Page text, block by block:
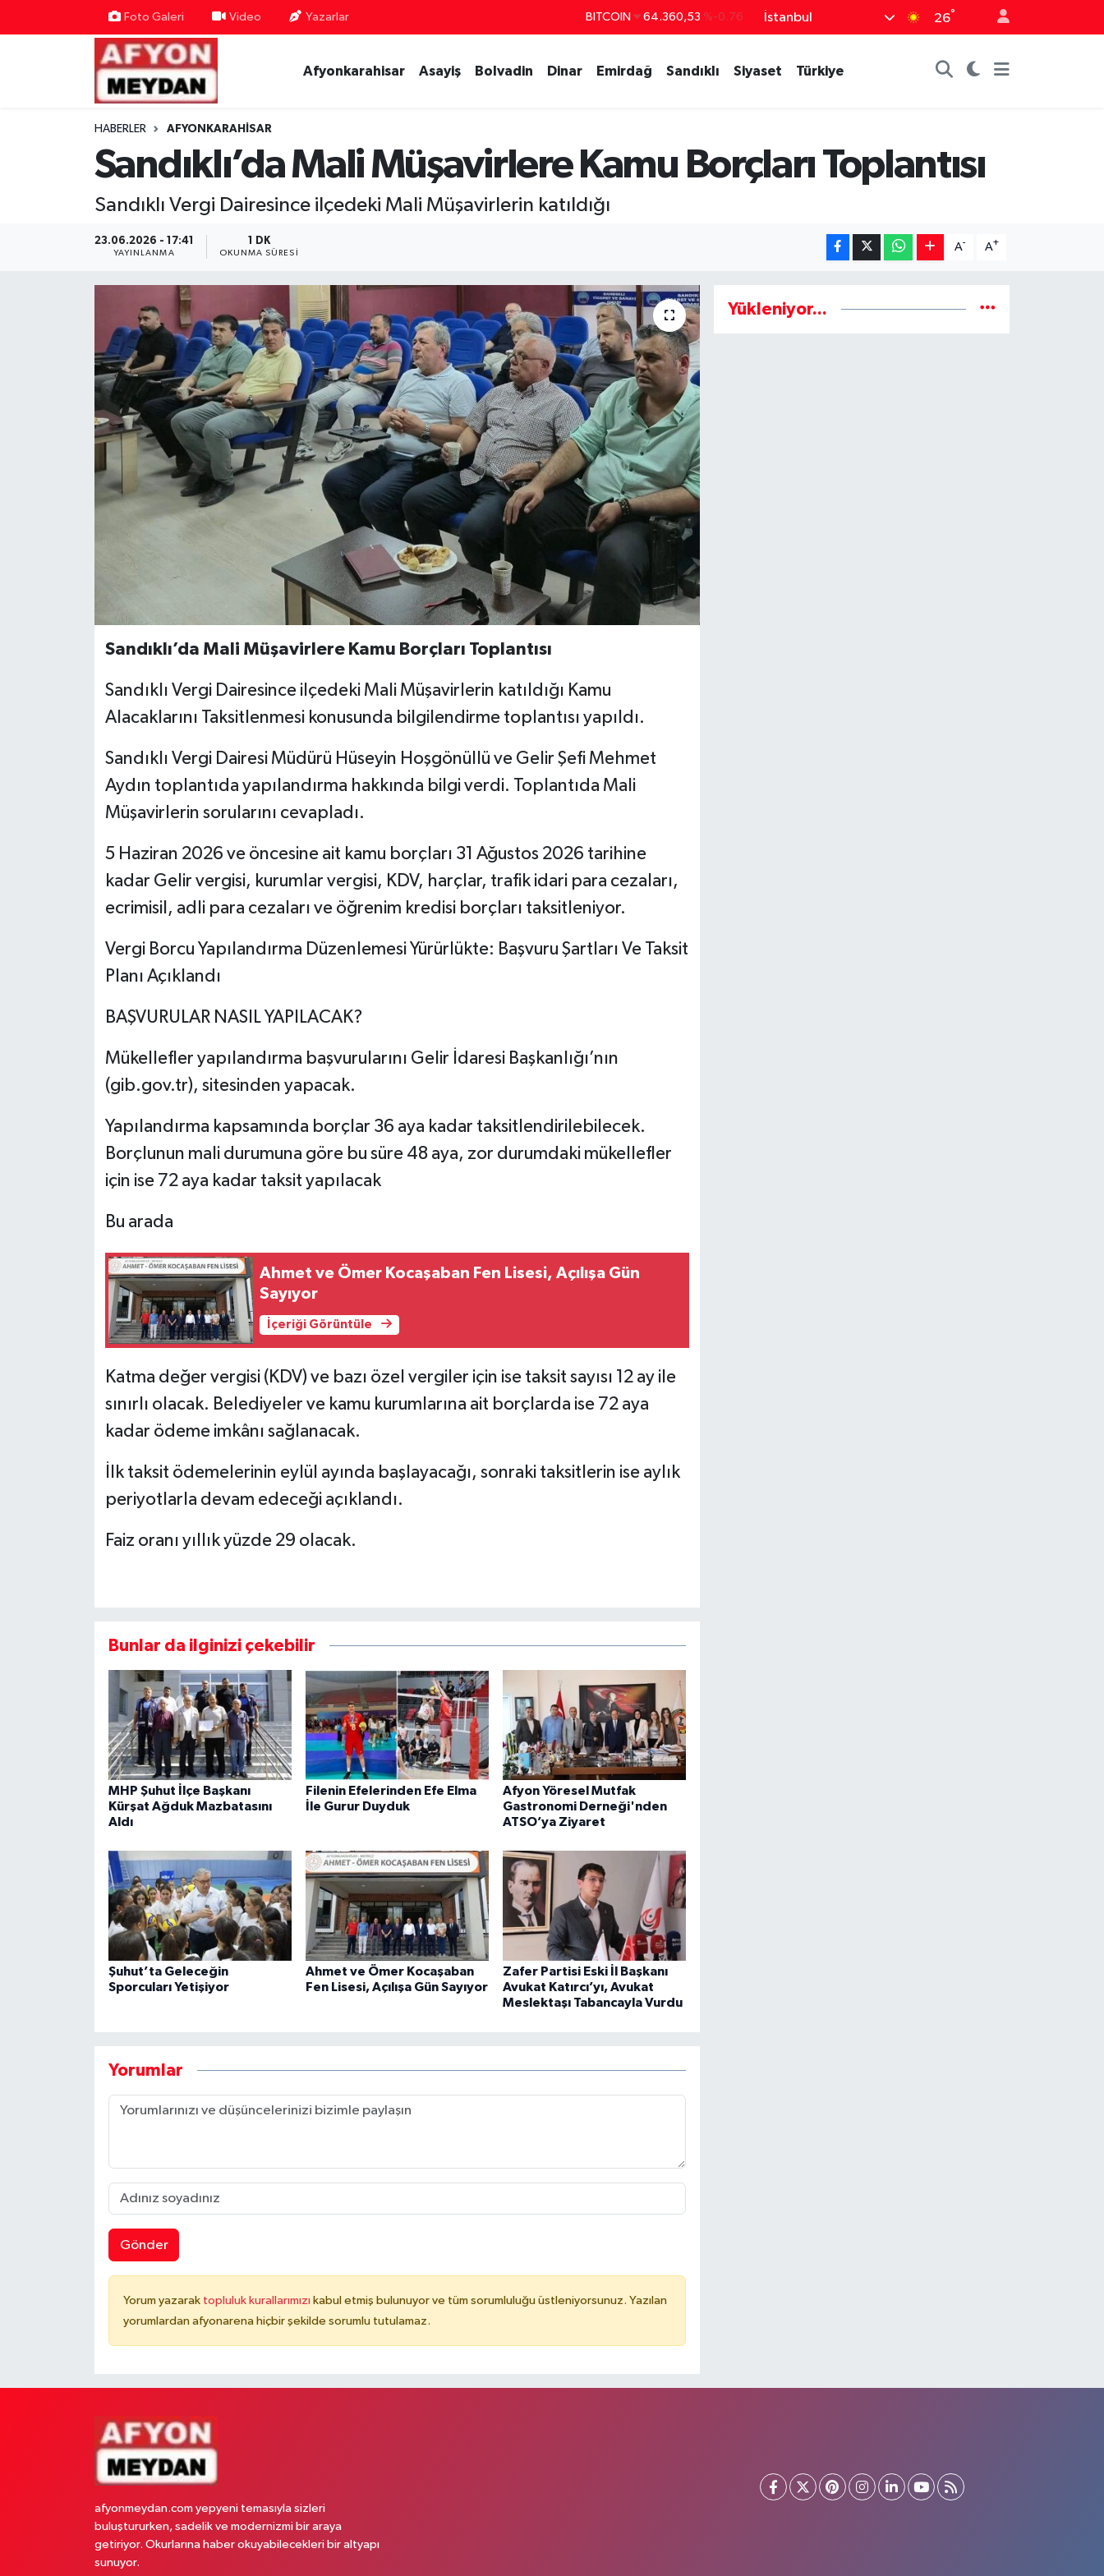
Foto Galeri Video Yazarlar
DOLAR 47,7143 %0.16
EURO 55,0317 %-0.02
13.799
İstanbul 26°
Afyonkarahisar Asayiş Bolvadin Dinar Emirdağ Sandıklı Siyaset Türkiye
HABERLER AFYONKARAHISAR
Sandıklı’da Mali Müşavirlere Kamu Borçları Toplantısı
Sandıklı Vergi Dairesince ilçedeki Mali Müşavirlerin katıldığı
23.06.2026 - 17:41
YAYINLANMA
1 DK
OKUNMA SÜRESI
A- A+
Sandıklı’da Mali Müşavirlere Kamu Borçları Toplantısı
Sandıklı Vergi Dairesince ilçedeki Mali Müşavirlerin katıldığı Kamu
Alacaklarını Taksitlenmesi konusunda bilgilendirme toplantısı yapıldı.
Sandıklı Vergi Dairesi Müdürü Hüseyin Hoşgönüllü ve Gelir Şefi Mehmet
Aydın toplantıda yapılandırma hakkında bilgi verdi. Toplantıda Mali
Müşavirlerin sorularını cevapladı.
5 Haziran 2026 ve öncesine ait kamu borçları 31 Ağustos 2026 tarihine
kadar Gelir vergisi, kurumlar vergisi, KDV, harçlar, trafik idari para cezaları,
ecrimisil, adli para cezaları ve öğrenim kredisi borçları taksitleniyor.
Vergi Borcu Yapılandırma Düzenlemesi Yürürlükte: Başvuru Şartları Ve Taksit
Planı Açıklandı
BAŞVURULAR NASIL YAPILACAK?
Mükellefler yapılandırma başvurularını Gelir İdaresi Başkanlığı’nın
(gib.gov.tr), sitesinden yapacak.
Yapılandırma kapsamında borçlar 36 aya kadar taksitlendirilebilecek.
Borçlunun mali durumuna göre bu süre 48 aya, zor durumdaki mükellefler
için ise 72 aya kadar taksit yapılacak
Bu arada
Ahmet ve Ömer Kocaşaban Fen Lisesi, Açılışa Gün
Sayıyor
İçeriği Görüntüle
Katma değer vergisi (KDV) ve bazı özel vergiler için ise taksit sayısı 12 ay ile
sınırlı olacak. Belediyeler ve kamu kurumlarına ait borçlarda ise 72 aya
kadar ödeme imkânı sağlanacak.
İlk taksit ödemelerinin eylül ayında başlayacağı, sonraki taksitlerin ise aylık
periyotlarla devam edeceği açıklandı.
Faiz oranı yıllık yüzde 29 olacak.
Bunlar da ilginizi çekebilir
MHP Şuhut İlçe Başkanı
Kürşat Ağduk Mazbatasını
Aldı
Filenin Efelerinden Efe Elma
İle Gurur Duyduk
Afyon Yöresel Mutfak
Gastronomi Derneği'nden
ATSO’ya Ziyaret
Şuhut’ta Geleceğin
Sporcuları Yetişiyor
Ahmet ve Ömer Kocaşaban
Fen Lisesi, Açılışa Gün Sayıyor
Zafer Partisi Eski İl Başkanı
Avukat Katırcı’yı, Avukat
Meslektaşı Tabancayla Vurdu
Yorumlar
Gönder
Yorum yazarak topluluk kurallarımızı kabul etmiş bulunuyor ve tüm sorumluluğu üstleniyorsunuz. Yazılan
yorumlardan afyonarena hiçbir şekilde sorumlu tutulamaz.
Yükleniyor...
afyonmeydan.com yepyeni temasıyla sizleri
buluştururken, sadelik ve modernizmi bir araya
getiriyor. Okurlarına haber okuyabilecekleri bir altyapı
sunuyor.
Nöbetçi Eczaneler
Hava Durumu
Trafik Durumu